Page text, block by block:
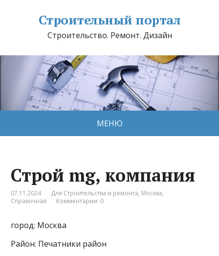
Строительный портал
Строительство. Ремонт. Дизайн
МЕНЮ
Строй mg, компания
07.11.2024 Для Строительства и ремонта, Москва,
Справочная
Комментарии: 0
город: Москва
Район: Печатники район